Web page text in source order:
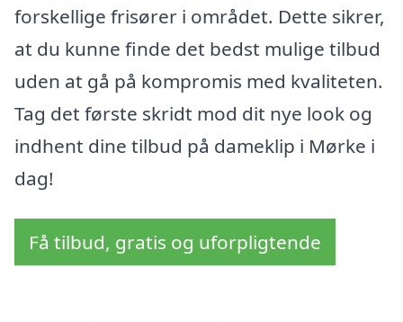
forskellige frisører i området. Dette sikrer,
at du kunne finde det bedst mulige tilbud
uden at gå på kompromis med kvaliteten.
Tag det første skridt mod dit nye look og
indhent dine tilbud på dameklip i Mørke i
dag!
Få tilbud, gratis og uforpligtende